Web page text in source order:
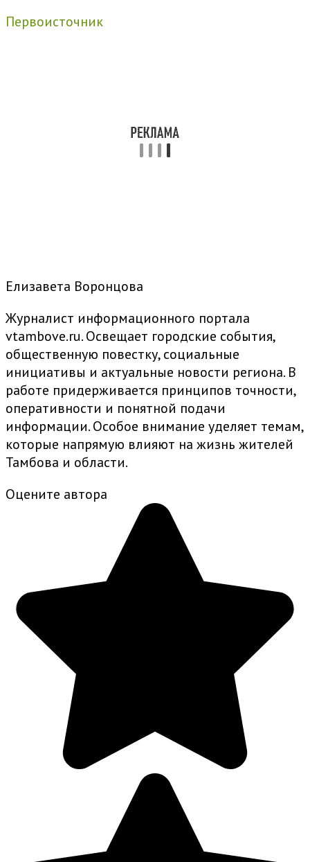
Первоисточник
Елизавета Воронцова
Журналист информационного портала
vtambove.ru. Освещает городские события,
общественную повестку, социальные
инициативы и актуальные новости региона. В
работе придерживается принципов точности,
оперативности и понятной подачи
информации. Особое внимание уделяет темам,
которые напрямую влияют на жизнь жителей
Тамбова и области.
Оцените автора